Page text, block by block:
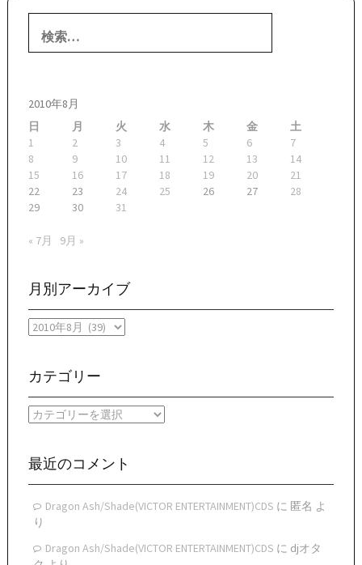
索:
2010年8月
日
月 火 水 木 金
土
1
2 3 4 5 6
7
8
9 10 11 12 13
14
15
16 17 18 19 20
21
22
23 24 25 26 27
28
29
30 31
« 7月 9月 »
月別アーカイブ
月
ー
イ
ブ
カテゴリー
カ
リ
最近のコメント
Dragon Ash/Shade(VICTOR ENTERTAINMENT)CDS に 匿名 よ
り
Dragon Ash/Shade(VICTOR ENTERTAINMENT)CDS に djオタ